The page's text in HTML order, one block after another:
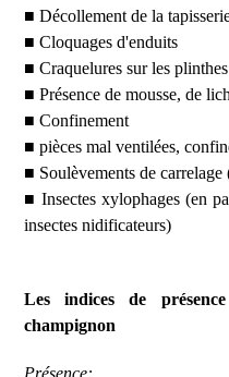
■ Décollement de la
■ Cloquages d'enduits
■ Craquelures sur les plinthes
■ Présence de mousse, de
■ Confinement
■ pièces mal ventilées,
■ Soulèvements de
■ Insectes xylophages (en
insectes nidificateurs)
Les indices de
champignon
Présence: